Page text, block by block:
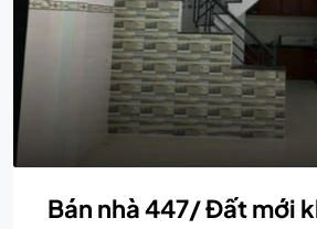
Bán nhà 447/ Đất mới